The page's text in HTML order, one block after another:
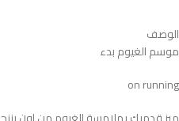
الوصف
موسم الغيوم بدء
on running